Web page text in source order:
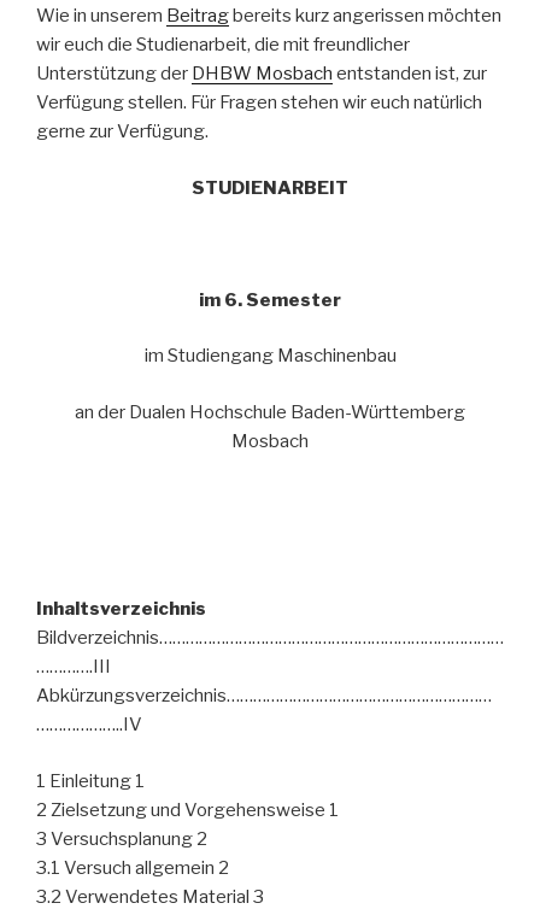
Wie in unserem Beitragbereits kurz angerissen möchten
wir euch die Studienarbeit, die mit freundlicher
Unterstützung der DHBW Mosbach entstanden ist, zur
Verfügung stellen. Für Fragen stehen wir euch natürlich
gerne zur Verfügung.
STUDIENARBEIT
im 6. Semester
im Studiengang Maschinenbau
an der Dualen Hochschule Baden-Württemberg
Mosbach
Inhaltsverzeichnis
Bildverzeichnis……………………………………………………………………
………….III
Abkürzungsverzeichnis……………………………………………………
………………..IV
1 Einleitung 1
2 Zielsetzung und Vorgehensweise 1
3 Versuchsplanung 2
3.1 Versuch allgemein 2
3.2 Verwendetes Material 3